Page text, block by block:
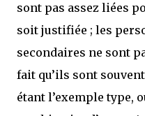
sont pas assez liées
soit justifiée ; les
secondaires ne sont
fait qu’ils sont
étant l’exemple type,